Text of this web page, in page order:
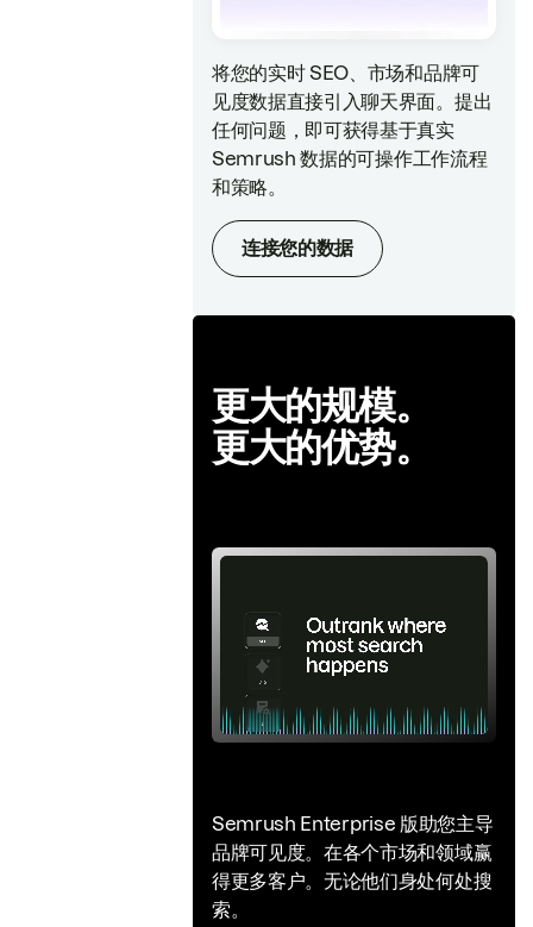
将您的实时 SEO、市场和品牌可
见度数据直接引入聊天界面。提出
任何问题，即可获得基于真实
Semrush 数据的可操作工作流程
和策略。
连接您的数据
更大的规模。
更大的优势。
Semrush Enterprise 版助您主导
品牌可见度。在各个市场和领域赢
得更多客户。无论他们身处何处搜
索。